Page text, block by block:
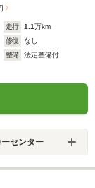
走行 1.1万km
修復
なし
整備
法定整備付
センター